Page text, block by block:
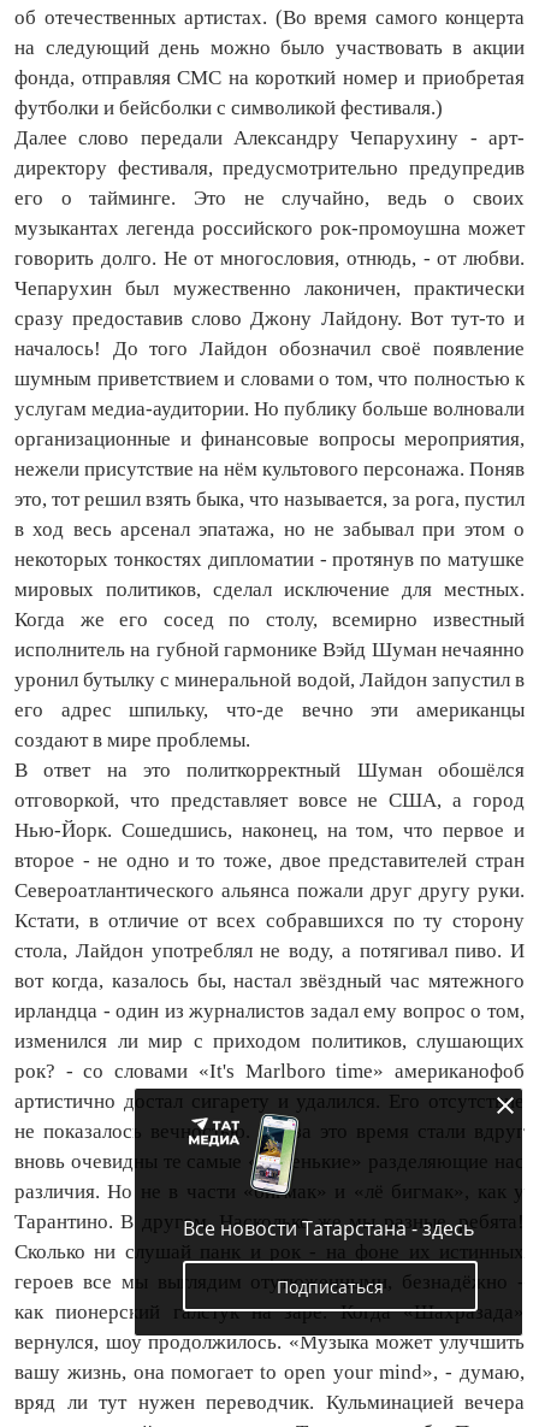
об отечественных артистах. (Во время самого концерта
на следующий день можно было участвовать в акции
фонда, отправляя СМС на короткий номер и приобретая
футболки и бейсболки с символикой фестиваля.)
Далее слово передали Александру Чепарухину - арт-
директору фестиваля, предусмотрительно предупредив
его о тайминге. Это не случайно, ведь о своих
музыкантах легенда российского рок-промоушна может
говорить долго. Не от многословия, отнюдь, - от любви.
Чепарухин был мужественно лаконичен, практически
сразу предоставив слово Джону Лайдону. Вот тут-то и
началось! До того Лайдон обозначил своё появление
шумным приветствием и словами о том, что полностью к
услугам медиа-аудитории. Но публику больше волновали
организационные и финансовые вопросы мероприятия,
нежели присутствие на нём культового персонажа. Поняв
это, тот решил взять быка, что называется, за рога, пустил
в ход весь арсенал эпатажа, но не забывал при этом о
некоторых тонкостях дипломатии - протянув по матушке
мировых политиков, сделал исключение для местных.
Когда же его сосед по столу, всемирно известный
исполнитель на губной гармонике Вэйд Шуман нечаянно
уронил бутылку с минеральной водой, Лайдон запустил в
его адрес шпильку, что-де вечно эти американцы
создают в мире проблемы.
В ответ на это политкорректный Шуман обошёлся
отговоркой, что представляет вовсе не США, а город
Нью-Йорк. Сошедшись, наконец, на том, что первое и
второе - не одно и то тоже, двое представителей стран
Североатлантического альянса пожали друг другу руки.
Кстати, в отличие от всех собравшихся по ту сторону
стола, Лайдон употреблял не воду, а потягивал пиво. И
вот когда, казалось бы, настал звёздный час мятежного
ирландца - один из журналистов задал ему вопрос о том,
изменился ли мир с приходом политиков, слушающих
рок? - со словами «It's Marlboro time» американофоб
артистично достал сигарету и удалился. Его отсутствие
не показалось вечностью. Но за это время стали вдруг
вновь очевидны те самые «маленькие» разделяющие нас
различия. Но не в части «бигмак» и «лё бигмак», как у
Тарантино. В другом. Насколько же мы разные, ребята!
Сколько ни слушай панк и рок - на фоне их истинных
героев все мы выглядим отутюженными, безнадёжно -
как пионерский галстук на заре. Когда «Шахразада»
вернулся, шоу продолжилось. «Музыка может улучшить
вашу жизнь, она помогает to open your mind», - думаю,
вряд ли тут нужен переводчик. Кульминацией вечера
Все новости Татарстана - здесь
Подписаться